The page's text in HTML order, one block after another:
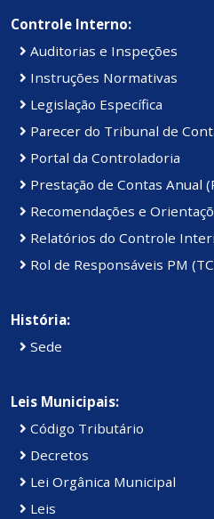
Controle Interno:
Auditorias e Inspeções
Instruções Normativas
Legislação Específica
Parecer do Tribunal de
Portal da Controladoria
Prestação de Contas Anual
Recomendações e
Relatórios do Controle
Rol de Responsáveis PM
História:
Sede
Leis Municipais:
Código Tributário
Decretos
Lei Orgânica Municipal
Leis